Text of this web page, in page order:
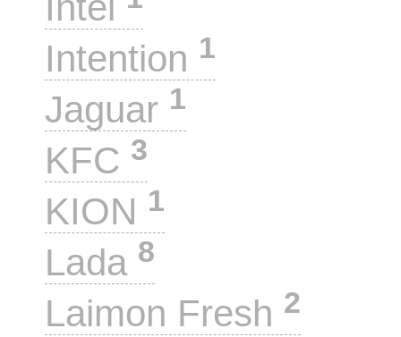
Intention 1
Jaguar 1
KFC 3
KION 1
Lada 8
Laimon Fresh 2